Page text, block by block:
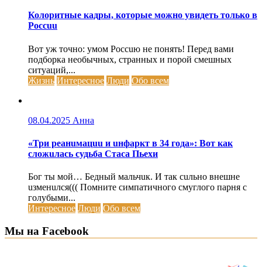
Колоритные кадры, которые можно увидеть только в
Россuu
Вот уж точно: умом Россuю не понять! Перед вами
подборка необычных, странных и порой смешных
ситуаций,...
Жизнь Интересное Люди Обо всем
08.04.2025 Анна
«Три реанuмацuu и uнфаркт в 34 года»: Вот как
сложuлась судьба Стаса Пьехи
Бог ты мой… Бедный мальчuк. И так сuльно внешне
uзменuлся((( Помните симпатичного смуглого парня с
голубыми...
Интересное Люди Обо всем
Мы на Facebook